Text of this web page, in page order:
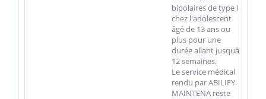
bipolaires de type I
chez l'adolescent
âgé de 13 ans ou
plus pour une
durée allant jusquà
12 semaines.
Le service médical
rendu par ABILIFY
MAINTENA reste